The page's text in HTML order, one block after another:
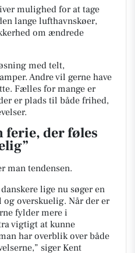
mulighed for at tage
lange lufthavnskøer,
om ændrede
med telt,
Andre vil gerne have
Fælles for mange er
er plads til både frihed,
ferie, der føles
man tendensen.
lige nu søger en
overskuelig. Når der er
fylder mere i
vigtigt at kunne
har overblik over både
siger Kent